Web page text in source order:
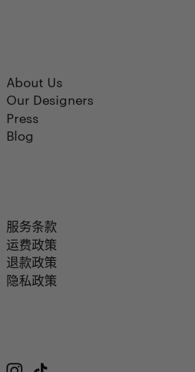
About Us
Our Designers
Press
Blog
服务条款
运费政策
退款政策
隐私政策